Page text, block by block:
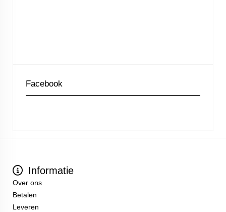
Facebook
Informatie
Over ons
Betalen
Leveren